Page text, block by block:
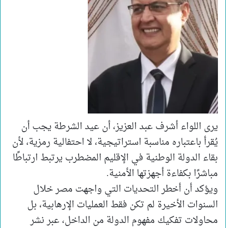
يرى اللواء أشرف عبد العزيز، أن عيد الشرطة يجب أن
يُقرأ باعتباره مناسبة استراتيجية، لا احتفالية رمزية، لأن
بقاء الدولة الوطنية في الإقليم المضطرب يرتبط ارتباطًا
مباشرًا بكفاءة أجهزتها الأمنية.
ويؤكد أن أخطر التحديات التي واجهت مصر خلال
السنوات الأخيرة لم تكن فقط العمليات الإرهابية، بل
محاولات تفكيك مفهوم الدولة من الداخل، عبر نشر